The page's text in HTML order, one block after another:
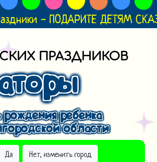
- ПОДАРИТЕ ДЕТЯМ
ПРАЗДНИКОВ
ребенка
области
Да Нет, изменить город
ГОРОД